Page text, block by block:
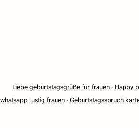
Liebe geburtstagsgrüße für frauen· Happy
whatsapp lustig frauen· Geburtstagsspruch